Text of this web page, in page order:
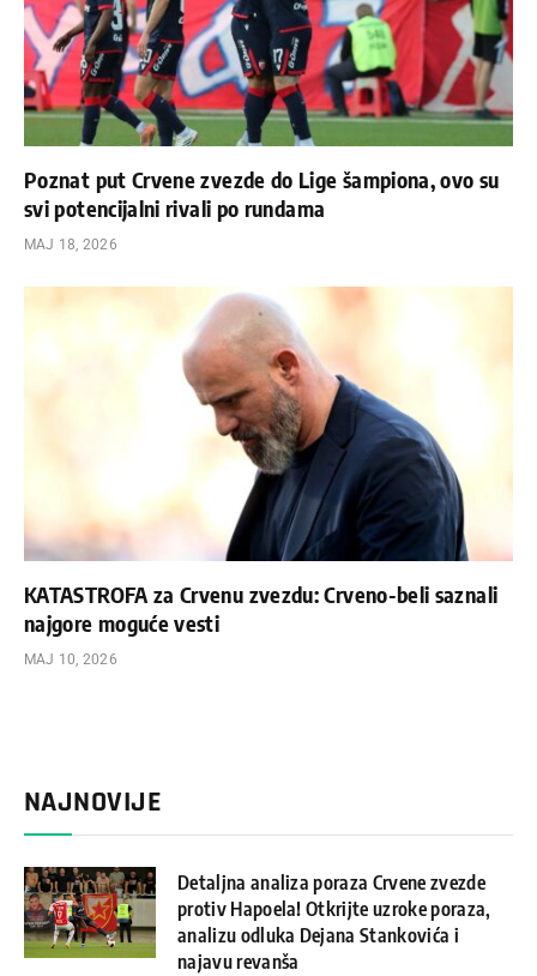
Poznat put Crvene zvezde do Lige šampiona, ovo su
svi potencijalni rivali po rundama
МАЈ 18, 2026
KATASTROFA za Crvenu zvezdu: Crveno-beli saznali
najgore moguće vesti
МАЈ 10, 2026
NAJNOVIJE
Detaljna analiza poraza Crvene zvezde
protiv Hapoela! Otkrijte uzroke poraza,
analizu odluka Dejana Stankovića i
najavu revanša